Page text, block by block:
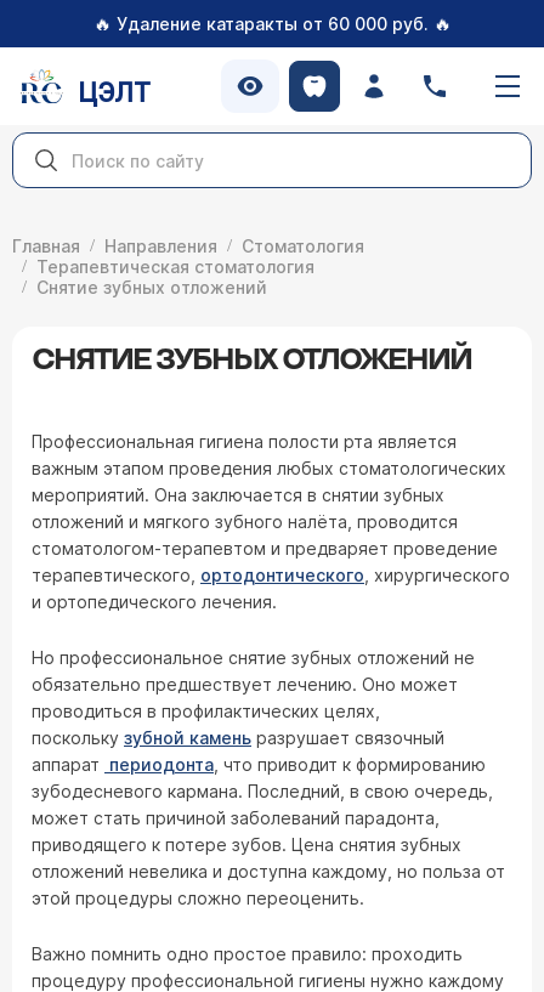
🔥 Удаление катаракты от 60 000 руб. 🔥
ЦЭЛТ
Главная Направления
Стоматология
Терапевтическая стоматология
Снятие зубных отложений
СНЯТИЕ ЗУБНЫХ ОТЛОЖЕНИЙ
Профессиональная гигиена полости рта является
важным этапом проведения любых стоматологических
мероприятий. Она заключается в снятии зубных
отложений и мягкого зубного налёта, проводится
стоматологом-терапевтом и предваряет проведение
терапевтического, ортодонтического , хирургического
и ортопедического лечения.
Но профессиональное снятие зубных отложений не
обязательно предшествует лечению. Оно может
проводиться в профилактических целях,
поскольку зубной камень разрушает связочный
аппарат периодонта , что приводит к формированию
зубодесневого кармана. Последний, в свою очередь,
может стать причиной заболеваний парадонта,
приводящего к потере зубов. Цена снятия зубных
отложений невелика и доступна каждому, но польза от
этой процедуры сложно переоценить.
Важно помнить одно простое правило: проходить
процедуру профессиональной гигиены нужно каждому